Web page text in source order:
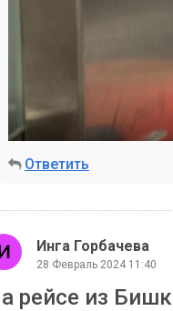
Ответить
Инга Горбачева
28 Февраль 2024 11:40
рейсе из